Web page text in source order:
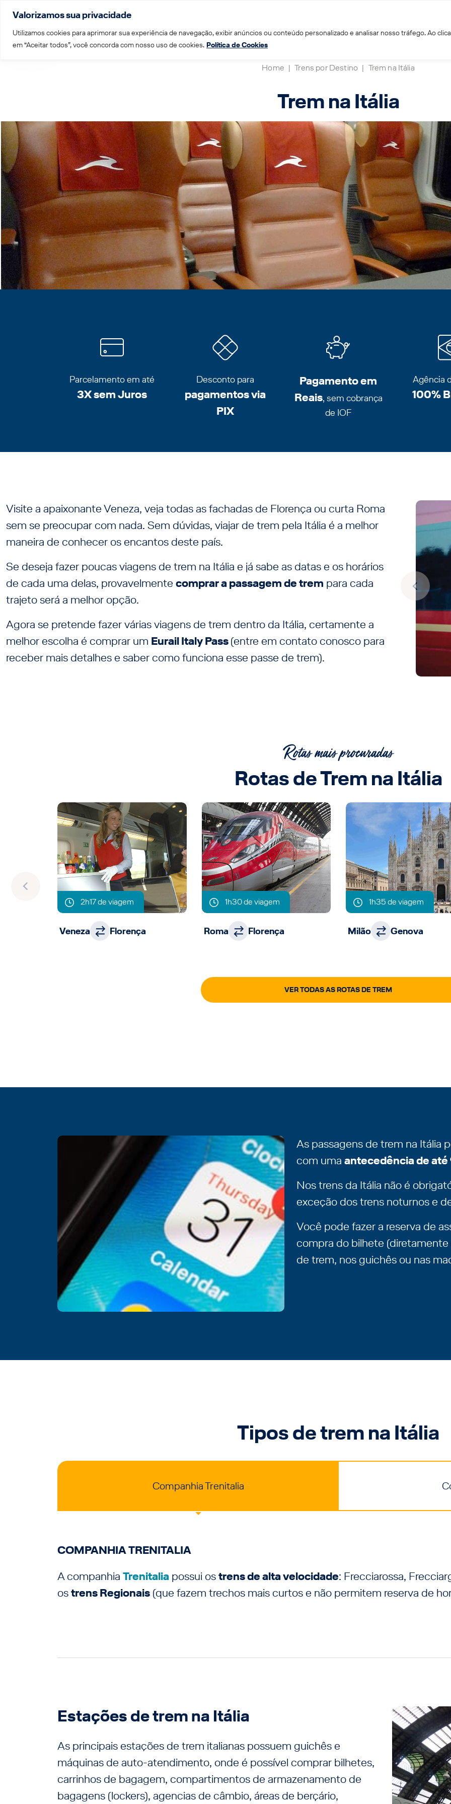
Valorizamos sua privacidade
Utilizamos cookies para aprimorar sua experiência de navegação, exibir anúncios ou conteúdo personalizado e analisar nosso tráfego. Ao
em “Aceitar todos”, você concorda com nosso uso de cookies. Política de Cookies
Home | Trens por Destino | Trem na Itália
Trem na Itália
Parcelamento em até
3X sem Juros
Desconto para
pagamentos via
PIX
Pagamento em
Reais, sem cobrança
de IOF
Agência
100%
Visite a apaixonante Veneza, veja todas as fachadas de Florença ou curta Roma
sem se preocupar com nada. Sem dúvidas, viajar de trem pela Itália é a melhor
maneira de conhecer os encantos deste país.
Se deseja fazer poucas viagens de trem na Itália e já sabe as datas e os horários
de cada uma delas, provavelmente comprar a passagem de trem para cada
trajeto será a melhor opção.
Agora se pretende fazer várias viagens de trem dentro da Itália, certamente a
melhor escolha é comprar um Eurail Italy Pass(entre em contato conosco para
receber mais detalhes e saber como funciona esse passe de trem).
Rotas mais procuradas
Rotas de Trem na Itália
2h17 de viagem
Veneza Florença
1h30 de viagem
Roma Florença
1h35 de viagem
Milão Genova
VER TODAS AS ROTAS DE TREM
As passagens de trem na Itália
com uma antecedência de até
Nos trens da Itália não é
exceção dos trens noturnos e
Você pode fazer a reserva de
compra do bilhete
de trem, nos guichês ou nas
Tipos de trem na Itália
Companhia Trenitalia
COMPANHIA TRENITALIA
A companhia Trenitalia possui ostrens de alta velocidade: Frecciarossa,
ostrens Regionais (que fazem trechos mais curtos e não permitem reserva de
Estações de trem na Itália
As principais estações de trem italianas possuem guichês e
máquinas de auto-atendimento, onde é possível comprar bilhetes,
carrinhos de bagagem, compartimentos de armazenamento de
bagagens (lockers), agencias de câmbio, áreas de berçário,